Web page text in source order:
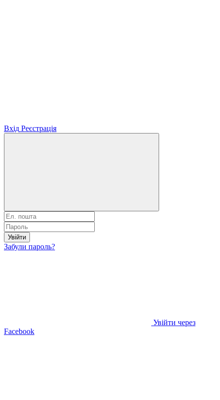
Вхід Реєстрація
Увійти
Забули пароль?
Увійти через
Facebook